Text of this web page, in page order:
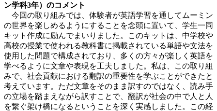
ン学科3年）のコメント
今回の取り組みでは、体験者が英語学習を通してムーミン
の世界を楽しめるようにすることを念頭に置いて、学生一同
キット作成に励んでまいりました。このキットは、中学校や
高校の授業で使われる教科書に掲載されている単語や文法を
使用した問題で構成されており、多くの方々が楽しく英語を
学べるように文章や表現を工夫しました。私は、この取り組
みで、社会貢献における翻訳の重要性を学ぶことができたと
考えています。ただ文章をそのまま訳すのではなく、読み手
の立場を踏まえながら訳すことで、翻訳が社会の中で人と人
を繋ぐ架け橋になるということを深く実感しました。この経